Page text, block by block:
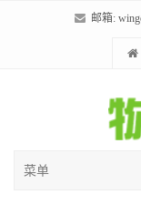
邮箱:
菜单